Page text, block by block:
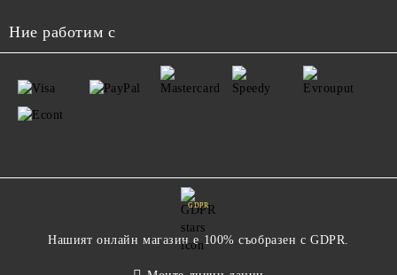
Ние работим с
GDPR
Нашият онлайн магазин е 100% съобразен с GDPR.